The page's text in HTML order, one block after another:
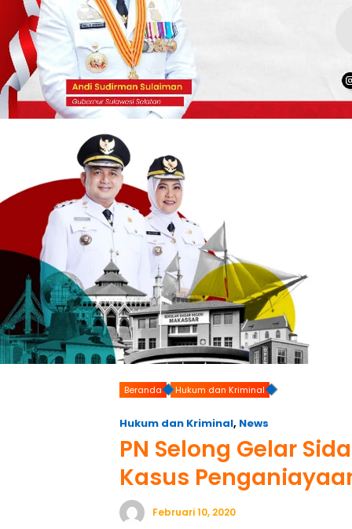
Beranda Hukum dan Kriminal
Hukum dan Kriminal, News
PN Selong Gelar
Kasus
Februari 10, 2020